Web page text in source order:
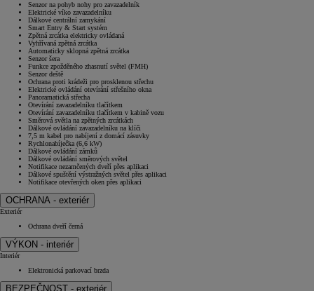
Senzor na pohyb nohy pro zavazadelník
Elektrické víko zavazadelníku
Dálkové centrální zamykání
Smart Entry & Start systém
Zpětná zrcátka elektricky ovládaná
Vyhřívaná zpětná zrcátka
Automaticky sklopná zpětná zrcátka
Senzor šera
Funkce zpožděného zhasnutí světel (FMH)
Senzor deště
Ochrana proti krádeži pro prosklenou střechu
Elektrické ovládání otevírání střešního okna
Panoramatická střecha
Otevírání zavazadelníku tlačítkem
Otevírání zavazadelníku tlačítkem v kabině vozu
Směrová světla na zpětných zrcátkách
Dálkové ovládání zavazadelníku na klíči
7,5 m kabel pro nabíjení z domácí zásuvky
Rychlonabíječka (6,6 kW)
Dálkové ovládání zámků
Dálkové ovládání směrových světel
Notifikace nezamčených dveří přes aplikaci
Dálkové spuštění výstražných světel přes aplikaci
Notifikace otevřených oken přes aplikaci
OCHRANA - exteriér
Exteriér
Ochrana dveří černá
VÝKON - interiér
Interiér
Elektronická parkovací brzda
BEZPEČNOST - exteriér